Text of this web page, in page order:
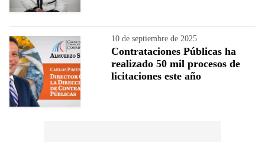
10 de septiembre de 2025
Contrataciones Públicas ha
realizado 50 mil procesos de
licitaciones este año